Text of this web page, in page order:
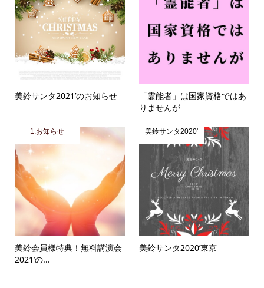
美鈴サンタ2021’のお知らせ
「霊能者」は国家資格ではあ
りませんが
1.お知らせ
美鈴会員様特典！無料講演会
2021’の...
美鈴サンタ2020'
美鈴サンタ2020’東京